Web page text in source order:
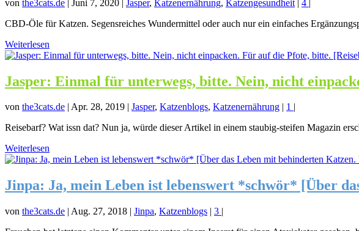
von the3cats.de | Juni 7, 2020 | Jasper, Katzenernährung, Katzengesundheit | 4 |
CBD-Öle für Katzen. Segensreiches Wundermittel oder auch nur ein einfaches
Weiterlesen
Jasper: Einmal für unterwegs, bitte. Nein, nicht
von the3cats.de Apr. 28, 2019 Jasper, Katzenblogs, Katzenernährung 1
Reisebarf? Wat issn dat? Nun ja, würde dieser Artikel in einem staubig-steifen Magazin
Weiterlesen
Jinpa: Ja, mein Leben ist lebenswert *schwör* [Über
von the3cats.de | Aug. 27, 2018 | Jinpa, Katzenblogs | 3 |